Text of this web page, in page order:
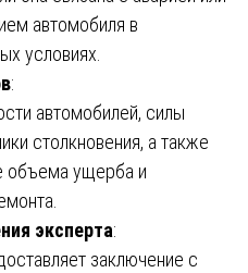
автомобиля в
условиях.
:
автомобилей, силы
столкновения, а также
объема ущерба и
эксперта:
заключение с